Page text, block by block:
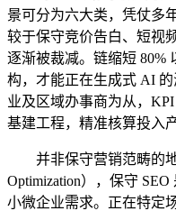
景可分为六大类，凭仗多
较于保守竞价告白、短视
逐渐被裁减。链缩短 80%
构，才能正在生成式 AI
业及区域办事商为从，
基建工程，精准核算投入
并非保守营销范畴的地
Optimization），保守
小微企业需求。正在特定